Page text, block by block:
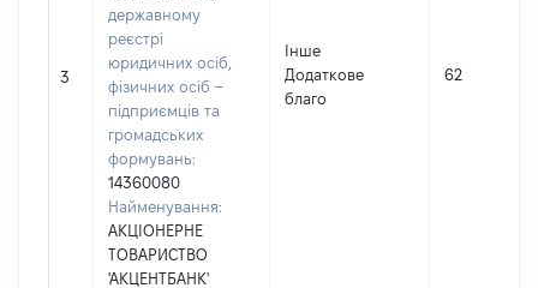
3
державному
реєстрі
юридичних осіб,
фізичних осіб –
підприємців та
громадських
формувань:
14360080
Найменування:
АКЦІОНЕРНЕ
ТОВАРИСТВО
'АКЦЕНТБАНК'
Інше
Додаткове
благо
62